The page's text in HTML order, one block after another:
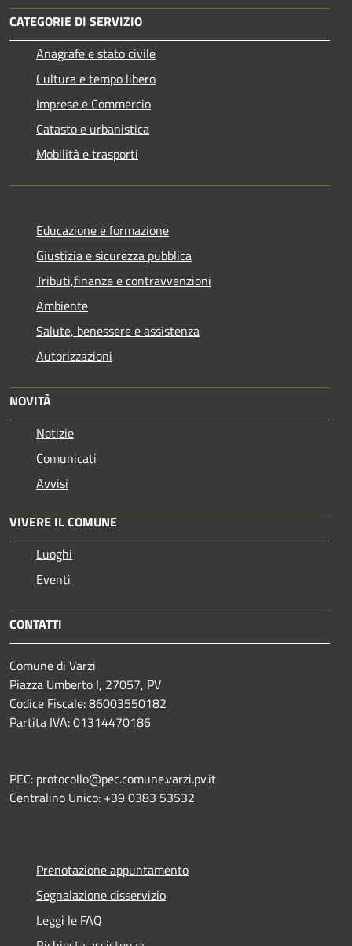
CATEGORIE DI SERVIZIO
Anagrafe e stato civile
Cultura e tempo libero
Imprese e Commercio
Catasto e urbanistica
Mobilità e trasporti
Educazione e formazione
Giustizia e sicurezza pubblica
Tributi,finanze e contravvenzioni
Ambiente
Salute, benessere e assistenza
Autorizzazioni
NOVITÀ
Notizie
Comunicati
Avvisi
VIVERE IL COMUNE
Luoghi
Eventi
CONTATTI
Comune di Varzi
Piazza Umberto I, 27057, PV
Codice Fiscale: 86003550182
Partita IVA: 01314470186
PEC: protocollo@pec.comune.varzi.pv.it
Centralino Unico: +39 0383 53532
Prenotazione appuntamento
Segnalazione disservizio
Leggi le FAQ